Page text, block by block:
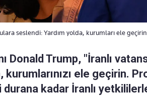
seslendi: Yardım yolda, kurumları ele geçirin
Donald Trump, "İranlı
kurumlarınızı ele geçirin.
kadar İranlı